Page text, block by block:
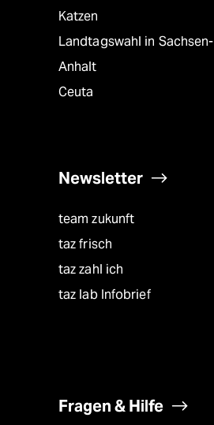
Katzen
Landtagswahl in Sachsen-
Anhalt
Ceuta
Newsletter
team zukunft
taz frisch
taz zahl ich
taz lab Infobrief
Fragen & Hilfe